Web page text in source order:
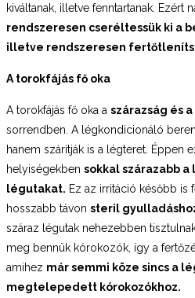
kiváltanak, illetve fenntartanak. Ezért
rendszeresen cseréltessük ki a
illetve rendszeresen
A torokfájás fő oka
A torokfájás fő oka a szárazság és
sorrendben. A légkondicionáló
hanem szárítják is a légteret. Éppen
helyiségekben sokkal szárazabb
légutakat. Ez az irritáció később is
hosszabb távon steril
száraz légutak nehezebben
meg bennük kórokozók, így a
amihez már semmi köze sincs a
megtelepedett kórokozókhoz.